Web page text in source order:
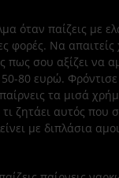
όταν παίζεις με
φορές. Να
πως σου αξίζει να
50-80 ευρώ.
τα μισά
ζητάει αυτός που
με διπλάσια